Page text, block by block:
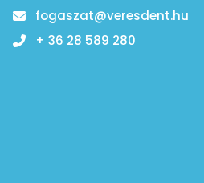
fogaszat@veresdent.hu
+ 36 28 589 280